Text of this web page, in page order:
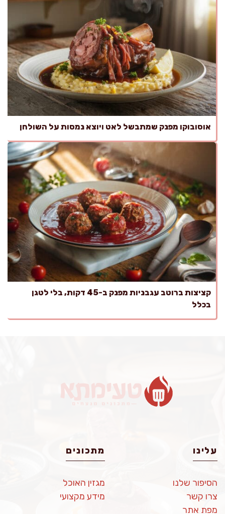
אוסובוקו מפנק שמתבשל לאט ויוצא נמסות על השולחן
קציצות ברוטב עגבניות מפנק ב-45 דקות, בלי לטגן
בכלל
עלינו
הסיפור שלנו
צרו קשר
מפת אתר
מתכונים
מגזין האוכל
מידע מקצועי